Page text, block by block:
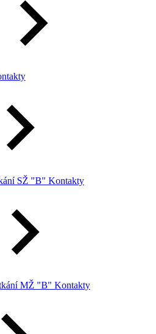
SŽ "B" Kontakty
MŽ "B" Kontakty